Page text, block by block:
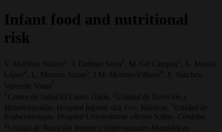
Infant food and nutritional
risk
V. Martínez Suárez 1 , J. Dalmau Serra , M. Gil Campos 3
, A. Moráis
López4 , L. Moreno Aznar 5 , J.M. Moreno-Villares6
, F. Sánchez-
Valverde Visus7
1 Centro de Salud El Llano. Gijón. 2 Unidad de Nutrición y
Metabolopatías. Hospital Infantil «La Fe». Valencia.
3 Unidad de
Endocrinología. Hospital Universitario «Reina Sofía». Córdoba.
4 Unidad de Nutrición Infantil y Enfermedades Metabólicas.